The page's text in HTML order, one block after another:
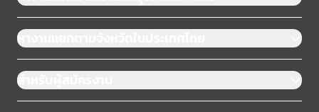
หางานแยกตามจังหวัดในประเทศไทย
สำหรับผู้สมัครงาน